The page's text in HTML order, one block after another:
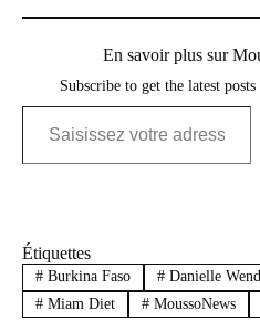
En savoir plus sur
Subscribe to get the latest
Saisissez votre adresse e-mail…
Étiquettes
#Burkina Faso #Danielle
#Miam Diet #MoussoNews